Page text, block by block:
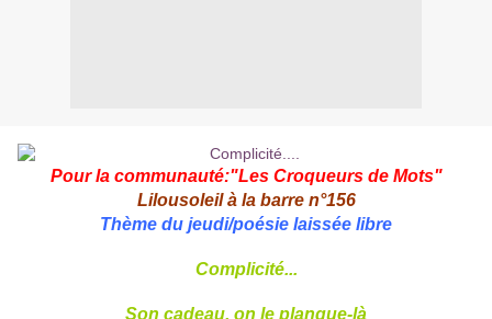
Pour la communauté:"Les Croqueurs de Mots"
Lilousoleilà la barre n°156
Thème du jeudi/poésie laissée libre
Complicité...
Son cadeau, on le planque-là